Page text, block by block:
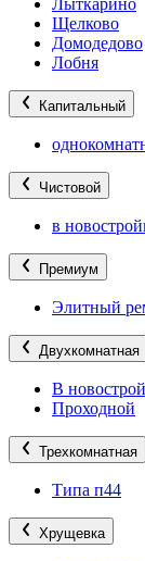
Лыткарино
Щелково
Домодедово
Лобня
Капитальный
Чистовой
в
Премиум
Элитный
Двухкомнатная
В
Проходной
Трехкомнатная
Типа п44
Хрущевка